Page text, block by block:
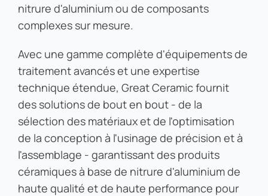
nitrure d'aluminium ou de composants
complexes sur mesure.
Avec une gamme complète d'équipements de
traitement avancés et une expertise
technique étendue, Great Ceramic fournit
des solutions de bout en bout - de la
sélection des matériaux et de l'optimisation
de la conception à l'usinage de précision et à
l'assemblage - garantissant des produits
céramiques à base de nitrure d'aluminium de
haute qualité et de haute performance pour